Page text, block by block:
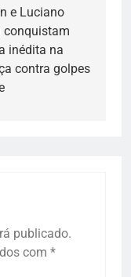
e Luciano
conquistam
inédita na
contra golpes
publicado.
com *